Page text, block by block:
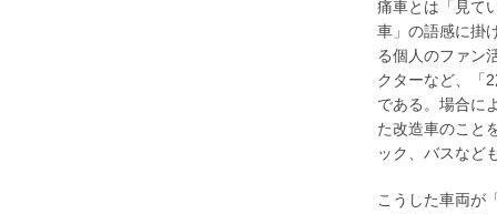
痛車とは「見て
車」の語感に掛
る個人のファン
クターなど、「
である。場合に
た改造車のこと
ック、バスなど
こうした車両が